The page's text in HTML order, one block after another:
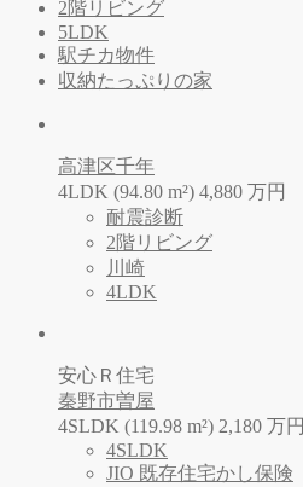
2階リビング
5LDK
駅チカ物件
収納たっぷりの家
高津区千年
4LDK (94.80 m²) 4,880 万円
耐震診断
2階リビング
川崎
4LDK
安心Ｒ住宅
秦野市曽屋
4SLDK (119.98 m²) 2,180 万円
4SLDK
JIO 既存住宅かし保険